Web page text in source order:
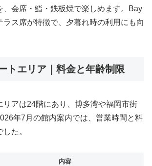
、会席・鮨・鉄板焼で楽しめます。Bay
ラス席が特徴で、夕暮れ時の利用にも向
トエリア｜料金と年齢制限
リアは24階にあり、博多湾や福岡市街
年7月の館内案内では、営業時間と料
た。
内容